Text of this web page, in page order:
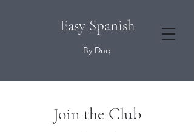
Easy Spanish
By Duq
Join the Club